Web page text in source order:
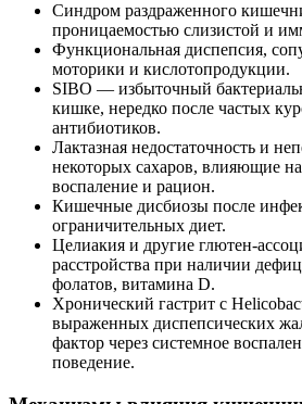
Синдром раздраженного
проницаемостью слизистой и
Функциональная диспепсия,
моторики и кислотопродукции.
SIBO — избыточный
кишке, нередко после частых
антибиотиков.
Лактазная недостаточность и
некоторых сахаров, влияющие на
воспаление и рацион.
Кишечные дисбиозы после
ограничительных диет.
Целиакия и другие
расстройства при наличии
фолатов, витамина D.
Хронический гастрит с
выраженных диспепсических
фактор через системное
поведение.